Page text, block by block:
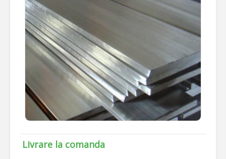
Livrare la comanda